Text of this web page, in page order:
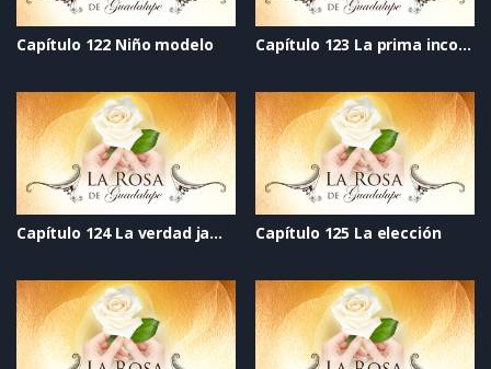
Capítulo 122 Niño modelo Capítulo 123 La prima incomoda
Capítulo 124 La verdad jamás dicha Capítulo 125 La elección